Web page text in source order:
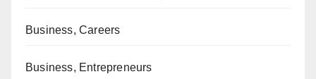
Business, Careers
Business, Entrepreneurs